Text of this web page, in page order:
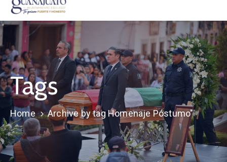
Noticias
Transparencia
Obra
Pública
Biblioteca
Tags
Home Archive by tag Homenaje Póstumo"